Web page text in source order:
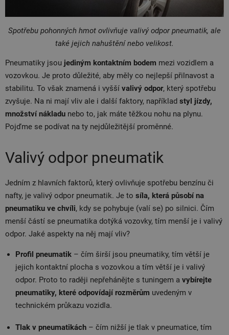
Spotřebu pohonných hmot ovlivňuje valivý odpor pneumatik, ale
také jejich nahuštění nebo velikost.
Pneumatiky jsou jediným kontaktním bodem mezi vozidlem a
vozovkou. Je proto důležité, aby měly co nejlepší přilnavost a
stabilitu. To však znamená i vyšší valivý odpor, který spotřebu
zvyšuje. Na ni mají vliv ale i další faktory, například styl jízdy,
množství nákladu nebo to, jak máte těžkou nohu na plynu.
Pojďme se podívat na ty nejdůležitější proměnné.
Valivý odpor pneumatik
Jedním z hlavních faktorů, který ovlivňuje spotřebu benzínu či
nafty, je valivý odpor pneumatik. Je to síla, která působí na
pneumatiku ve chvíli, kdy se pohybuje (valí se) po silnici. Čím
menší částí se pneumatika dotýká vozovky, tím menší je i valivý
odpor. Jaké aspekty na něj mají vliv?
Profil pneumatik – čím širší jsou pneumatiky, tím větší je
jejich kontaktní plocha s vozovkou a tím větší je i valivý
odpor. Proto to raději nepřehánějte s tuningem a vybírejte
pneumatiky, které odpovídají rozměrům uvedeným v
technickém průkazu vozidla.
Tlak v pneumatikách – čím nižší je tlak v pneumatice, tím